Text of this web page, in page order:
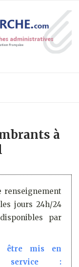
à
renseignement
jours 24h/24
par
être mis en
service :